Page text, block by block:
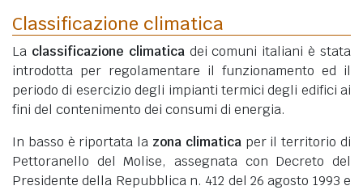
Classificazione climatica
La classificazione climaticadei comuni italiani è stata
introdotta per regolamentare il funzionamento ed il
periodo di esercizio degli impianti termici degli edifici ai
fini del contenimento dei consumi di energia.
In basso è riportata la zona climaticaper il territorio di
Pettoranello del Molise, assegnata con Decreto del
Presidente della Repubblica n. 412 del 26 agosto 1993 e